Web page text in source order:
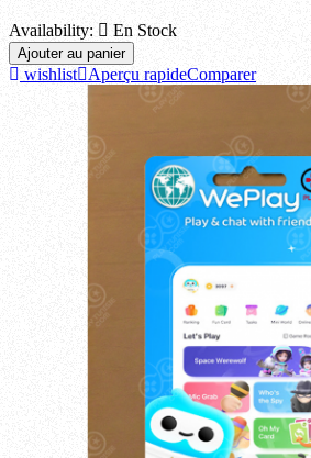
Availability:  En Stock
Ajouter au panier
wishlist Aperçu rapideComparer